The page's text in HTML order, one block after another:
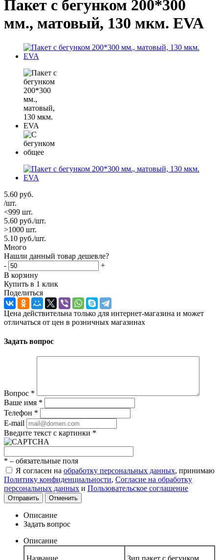
Пакет с бегунком 200*300
мм., матовый, 130 мкм. EVA
5.60 руб.
/шт.
<999 шт.
5.60 руб./шт.
>1000 шт.
5.10 руб./шт.
Много
Нашли данный товар дешевле?
-
+
В корзину
Купить в 1 клик
Поделиться
Цена действительна только для интернет-магазина и может
отличаться от цен в розничных магазинах
Задать вопрос
Вопрос *
Ваше имя *
Телефон *
E-mail
Введите текст с картинки *
* – обязательные поля
Я согласен на обработку персональных данных, принимаю
Политику конфиденциальности, Согласие на обработку
персональных данных и Пользовательское соглашение
Отправить Отменить
Описание
Задать вопрос
Описание